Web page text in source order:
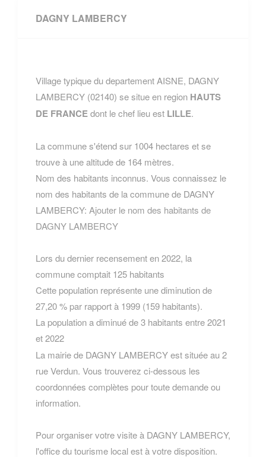
DAGNY LAMBERCY
Village typique du departement AISNE, DAGNY
LAMBERCY (02140) se situe en region HAUTS
DE FRANCEdont le chef lieu est LILLE.
La commune s'étend sur 1004 hectares et se
trouve à une altitude de 164 mètres.
Nom des habitants inconnus. Vous connaissez le
nom des habitants de la commune de DAGNY
LAMBERCY: Ajouter le nom des habitants de
DAGNY LAMBERCY
Lors du dernier recensement en 2022, la
commune comptait 125 habitants
Cette population représente une diminution de
27,20 % par rapport à 1999 (159 habitants).
La population a diminué de 3 habitants entre 2021
et 2022
La mairie de DAGNY LAMBERCY est située au 2
rue Verdun. Vous trouverez ci-dessous les
coordonnées complètes pour toute demande ou
information.
Pour organiser votre visite à DAGNY LAMBERCY,
l'office du tourisme local est à votre disposition.